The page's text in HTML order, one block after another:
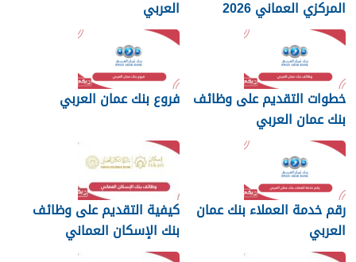
المركزي العماني 2026
العربي
خطوات التقديم على وظائف
بنك عمان العربي
فروع بنك عمان العربي
رقم خدمة العملاء بنك عمان
العربي
كيفية التقديم على وظائف
بنك الإسكان العماني